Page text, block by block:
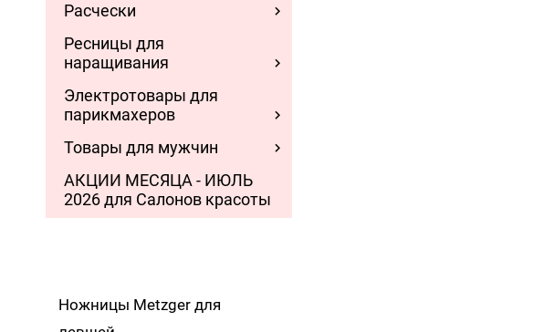
Расчески
Ресницы для
наращивания
Электротовары для
парикмахеров
Товары для мужчин
АКЦИИ МЕСЯЦА - ИЮЛЬ
2026 для Салонов красоты
Ножницы Metzger для